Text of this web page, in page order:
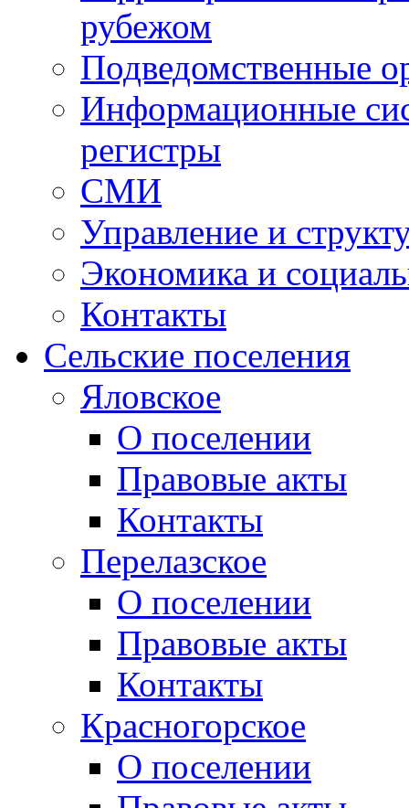
рубежом
Подведомственные
Информационные
регистры
СМИ
Управление и
Экономика и
Контакты
Сельские поселения
Яловское
О поселении
Правовые акты
Контакты
Перелазское
О поселении
Правовые акты
Контакты
Красногорское
О поселении